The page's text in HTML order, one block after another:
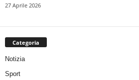
27 Aprile 2026
Categoria
Notizia
Sport